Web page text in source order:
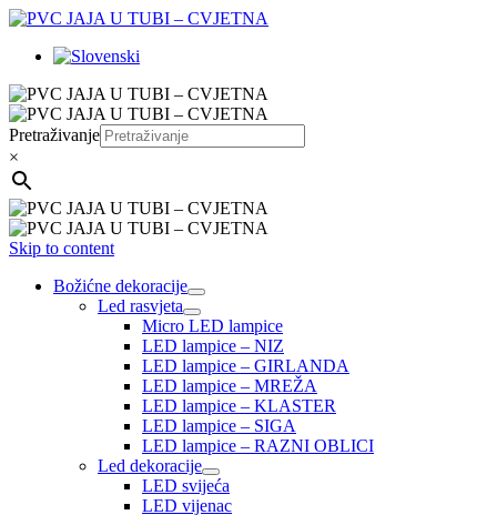
Pretraživanje
×
Skip to content
Božićne dekoracije
Led rasvjeta
Micro LED lampice
LED lampice – NIZ
LED lampice – GIRLANDA
LED lampice – MREŽA
LED lampice – KLASTER
LED lampice – SIGA
LED lampice – RAZNI OBLICI
Led dekoracije
LED svijeća
LED vijenac